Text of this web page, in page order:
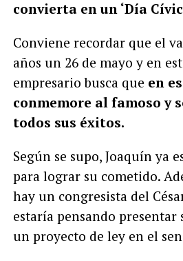
convierta en un ‘Día
Conviene recordar que el
años un 26 de mayo y en
empresario busca que en
conmemore al famoso y
todos sus éxitos.
Según se supo, Joaquín ya
para lograr su cometido.
hay un congresista del
estaría pensando presentar
un proyecto de ley en el